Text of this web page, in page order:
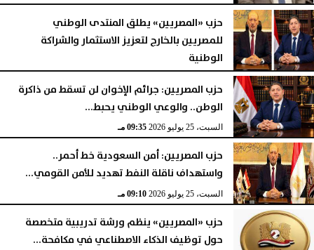
حزب «المصريين» يطلق المنتدى الوطني
للمصريين بالخارج لتعزيز الاستثمار والشراكة
الوطنية
الأحد، 26 يوليو 2026 08:42 مـ
حزب المصريين: جرائم الإخوان لن تسقط من ذاكرة
الوطن.. والوعي الوطني يحبط...
السبت، 25 يوليو 2026 09:35 مـ
حزب المصريين: أمن السعودية خط أحمر..
واستهداف ناقلة النفط تهديد للأمن القومي...
السبت، 25 يوليو 2026 09:10 مـ
حزب «المصريين» ينظم ورشة تدريبية متخصصة
حول توظيف الذكاء الاصطناعي في مكافحة...